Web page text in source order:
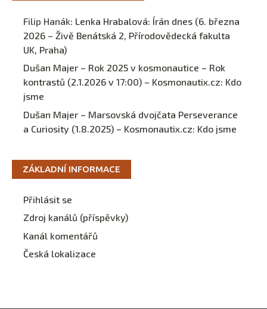
Filip Hanák: Lenka Hrabalová: Írán dnes (6. března
2026 – Živě Benátská 2, Přírodovědecká fakulta
UK, Praha)
Dušan Majer – Rok 2025 v kosmonautice – Rok
kontrastů (2.1.2026 v 17:00) – Kosmonautix.cz: Kdo
jsme
Dušan Majer – Marsovská dvojčata Perseverance
a Curiosity (1.8.2025) – Kosmonautix.cz: Kdo jsme
ZÁKLADNÍ INFORMACE
Přihlásit se
Zdroj kanálů (příspěvky)
Kanál komentářů
Česká lokalizace